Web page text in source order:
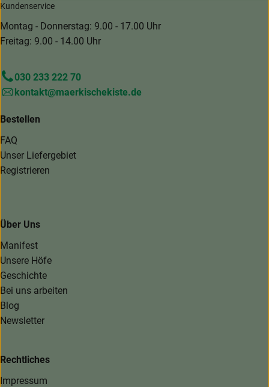
Kundenservice
Montag - Donnerstag: 9.00 - 17.00 Uhr
Freitag: 9.00 - 14.00 Uhr
030 233 222 70
kontakt@maerkischekiste.de
Bestellen
FAQ
Unser Liefergebiet
Registrieren
Über Uns
Manifest
Unsere Höfe
Geschichte
Bei uns arbeiten
Blog
Newsletter
Rechtliches
Impressum